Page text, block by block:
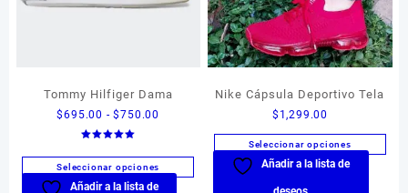
Tommy Hilfiger Dama
$695.00 - $750.00
desde
$695.00
5.00
de 5
Seleccionar opciones
Este
Añadir a la lista de
Nike Cápsula Deportivo Tela
$ 1,299.00
Seleccionar opciones
Este
Añadir a la lista de